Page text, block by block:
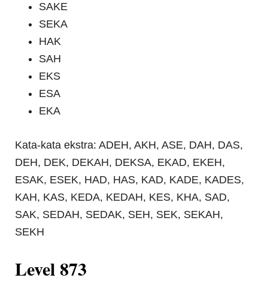
SAKE
SEKA
HAK
SAH
EKS
ESA
EKA
Kata-kata ekstra: ADEH, AKH, ASE, DAH, DAS,
DEH, DEK, DEKAH, DEKSA, EKAD, EKEH,
ESAK, ESEK, HAD, HAS, KAD, KADE, KADES,
KAH, KAS, KEDA, KEDAH, KES, KHA, SAD,
SAK, SEDAH, SEDAK, SEH, SEK, SEKAH,
SEKH
Level 873